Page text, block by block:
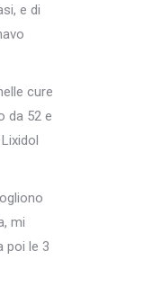
e di
cure
da 52 e
mi
poi le 3